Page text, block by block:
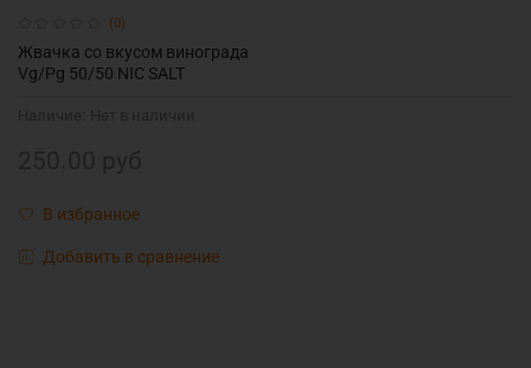
(0)
В избранное
Добавить в сравнение
Жвачка со вкусом винограда
Vg/Pg 50/50 NIC SALT